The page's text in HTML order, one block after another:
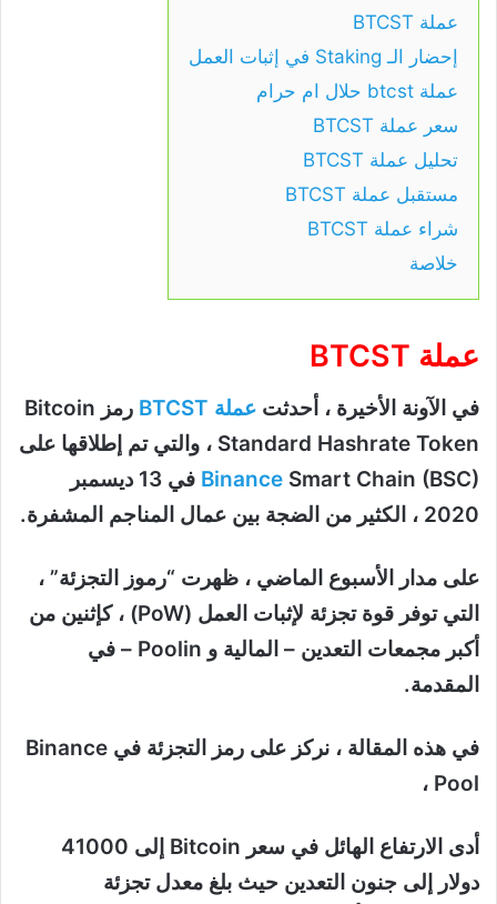
عملة BTCST
إحضار الـ Staking في إثبات العمل
عملة btcst حلال ام حرام
سعر عملة BTCST
تحليل عملة BTCST
مستقبل عملة BTCST
شراء عملة BTCST
خلاصة
عملة BTCST
في الآونة الأخيرة ، أحدثت عملة BTCST
رمز Bitcoin
Standard Hashrate Token ، والتي تم إطلاقها على
Binance
Smart Chain (BSC) في 13 ديسمبر
2020 ، الكثير من الضجة بين عمال المناجم المشفرة.
على مدار الأسبوع الماضي ، ظهرت “رموز التجزئة” ،
التي توفر قوة تجزئة لإثبات العمل (PoW) ، كإثنين من
أكبر مجمعات التعدين – المالية و Poolin – في
المقدمة.
في هذه المقالة ، نركز على رمز التجزئة في Binance
Pool ،
أدى الارتفاع الهائل في سعر Bitcoin إلى 41000
دولار إلى جنون التعدين حيث بلغ معدل تجزئة